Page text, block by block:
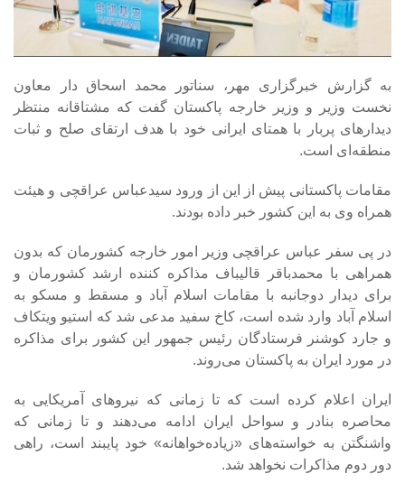
به گزارش خبرگزاری مهر، سناتور محمد اسحاق دار معاون
نخست وزیر و وزیر خارجه پاکستان گفت که مشتاقانه منتظر
دیدارهای پربار با همتای ایرانی خود با هدف ارتقای صلح و ثبات
منطقه‌ای است.
مقامات پاکستانی پیش از این از ورود سیدعباس عراقچی و هیئت
همراه وی به این کشور خبر داده بودند.
در پی سفر عباس عراقچی وزیر امور خارجه کشورمان که بدون
همراهی با محمدباقر قالیباف مذاکره کننده ارشد کشورمان و
برای دیدار دوجانبه با مقامات اسلام آباد و مسقط و مسکو به
اسلام آباد وارد شده است، کاخ سفید مدعی شد که استیو ویتکاف
و جارد کوشنر فرستادگان رئیس جمهور این کشور برای مذاکره
در مورد ایران به پاکستان می‌روند.
ایران اعلام کرده است که تا زمانی که نیروهای آمریکایی به
محاصره بنادر و سواحل ایران ادامه می‌دهند و تا زمانی که
واشنگتن به خواسته‌های «زیاده‌خواهانه» خود پایبند است، راهی
دور دوم مذاکرات نخواهد شد.